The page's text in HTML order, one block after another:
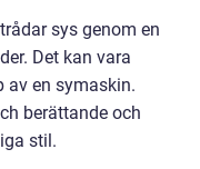
sys genom en
Det kan vara
av en symaskin.
berättande och
stil.